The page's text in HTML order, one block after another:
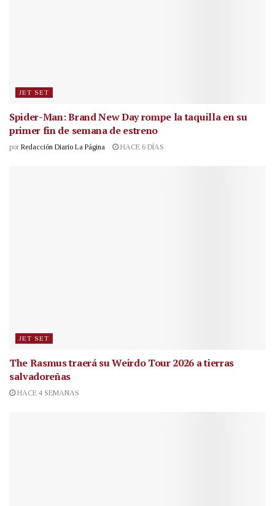
JET SET
Spider-Man: Brand New Day rompe la taquilla en su
primer fin de semana de estreno
por Redacción Diario La Página HACE 6 DÍAS
JET SET
The Rasmus traerá su Weirdo Tour 2026 a tierras
salvadoreñas
HACE 4 SEMANAS